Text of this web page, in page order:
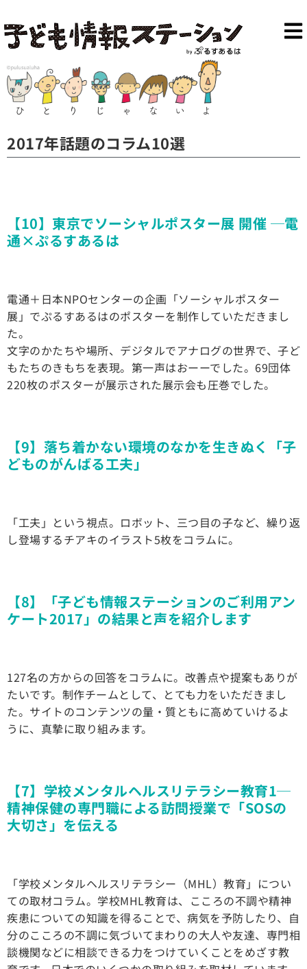
2017年話題のコラム10選
【10】東京でソーシャルポスター展 開催 ─電
通×ぷるすあるは
電通＋日本NPOセンターの企画「ソーシャルポスター
展」でぷるすあるはのポスターを制作していただきまし
た。
文字のかたちや場所、デジタルでアナログの世界で、子ど
もたちのきもちを表現。第一声はおーーでした。69団体
220枚のポスターが展示された展示会も圧巻でした。
【9】落ち着かない環境のなかを生きぬく「子
どものがんばる工夫」
「工夫」という視点。ロボット、三つ目の子など、繰り返
し登場するチアキのイラスト5枚をコラムに。
【8】「子ども情報ステーションのご利用アン
ケート2017」の結果と声を紹介します
127名の方からの回答をコラムに。改善点や提案もありが
たいです。制作チームとして、とても力をいただきまし
た。サイトのコンテンツの量・質ともに高めていけるよ
うに、真摯に取り組みます。
【7】学校メンタルヘルスリテラシー教育1─
精神保健の専門職による訪問授業で「SOSの
大切さ」を伝える
「学校メンタルヘルスリテラシー（MHL）教育」につい
ての取材コラム。学校MHL教育は、こころの不調や精神
疾患についての知識を得ることで、病気を予防したり、自
分のこころの不調に気づいてまわりの大人や友達、専門相
談機関などに相談できる力をつけていくことをめざす教